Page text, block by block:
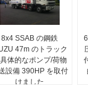
8x4 SSAB の鋼鉄
47m のトラック
体的なポンプ/荷物
設備 390HP を取付
けました